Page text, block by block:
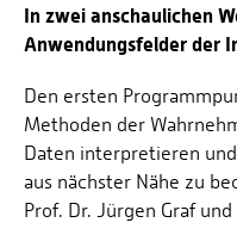
In zwei anschaulichen
Anwendungsfelder der
Den ersten
Methoden der
Daten interpretieren
aus nächster Nähe zu
Prof. Dr. Jürgen Graf